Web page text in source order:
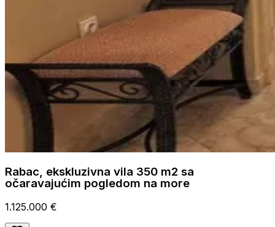
Rabac, ekskluzivna vila 350 m2 sa
očaravajućim pogledom na more
1.125.000 €